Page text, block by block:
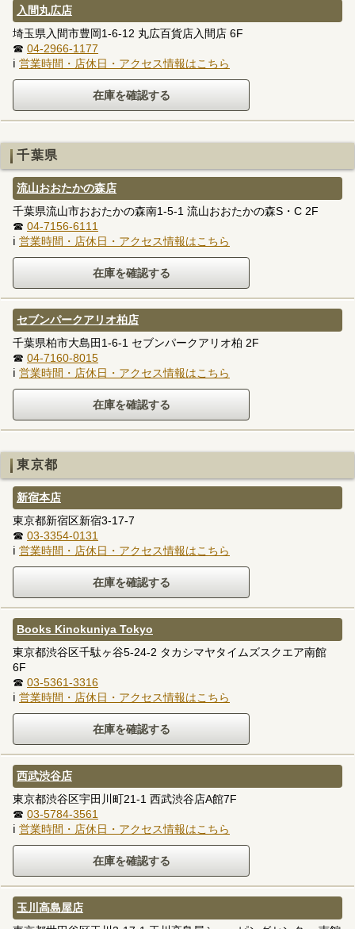
入間丸広店
埼玉県入間市豊岡1-6-12 丸広百貨店入間店 6F
☎ 04-2966-1177
ℹ 営業時間・店休日・アクセス情報はこちら
千葉県
流山おおたかの森店
千葉県流山市おおたかの森南1-5-1 流山おおたかの森S・C 2F
☎ 04-7156-6111
ℹ 営業時間・店休日・アクセス情報はこちら
セブンパークアリオ柏店
千葉県柏市大島田1-6-1 セブンパークアリオ柏 2F
☎ 04-7160-8015
ℹ 営業時間・店休日・アクセス情報はこちら
東京都
新宿本店
東京都新宿区新宿3-17-7
☎ 03-3354-0131
ℹ 営業時間・店休日・アクセス情報はこちら
Books Kinokuniya Tokyo
東京都渋谷区千駄ヶ谷5-24-2 タカシマヤタイムズスクエア南館
6F
☎ 03-5361-3316
ℹ 営業時間・店休日・アクセス情報はこちら
西武渋谷店
東京都渋谷区宇田川町21-1 西武渋谷店A館7F
☎ 03-5784-3561
ℹ 営業時間・店休日・アクセス情報はこちら
玉川高島屋店